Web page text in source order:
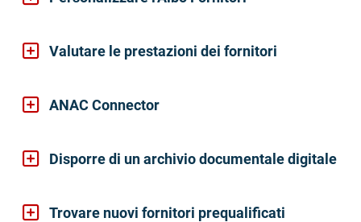
Valutare le prestazioni dei fornitori
ANAC Connector
Disporre di un archivio documentale digitale
Trovare nuovi fornitori prequalificati